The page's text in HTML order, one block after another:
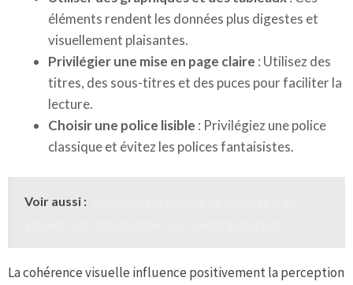
éléments rendent les données plus digestes et
visuellement plaisantes.
Privilégier une mise en page claire : Utilisez des
titres, des sous-titres et des puces pour faciliter la
lecture.
Choisir une police lisible : Privilégiez une police
classique et évitez les polices fantaisistes.
Voir aussi :
La cohérence visuelle influence positivement la perception